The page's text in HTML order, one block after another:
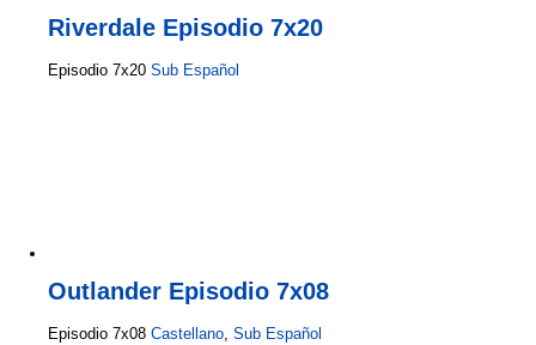
Riverdale Episodio 7x20
Episodio 7x20 Sub Español
Outlander Episodio 7x08
Episodio 7x08 Castellano, Sub Español